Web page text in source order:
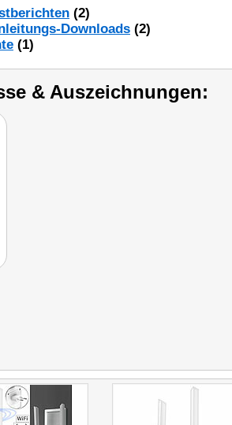
(2)
Downloads (2)
(1)
& Auszeichnungen: